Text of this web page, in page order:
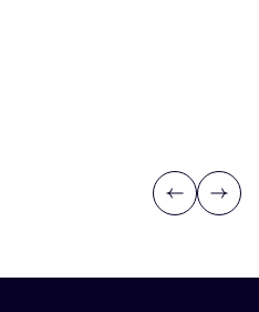
Previous
Next